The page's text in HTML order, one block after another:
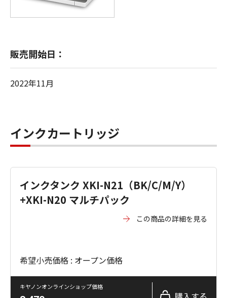
販売開始日：
2022年11月
インクカートリッジ
インクタンク XKI-N21（BK/C/M/Y）
+XKI-N20 マルチパック
この商品の詳細を見る
希望小売価格 : オープン価格
キヤノンオンラインショップ価格